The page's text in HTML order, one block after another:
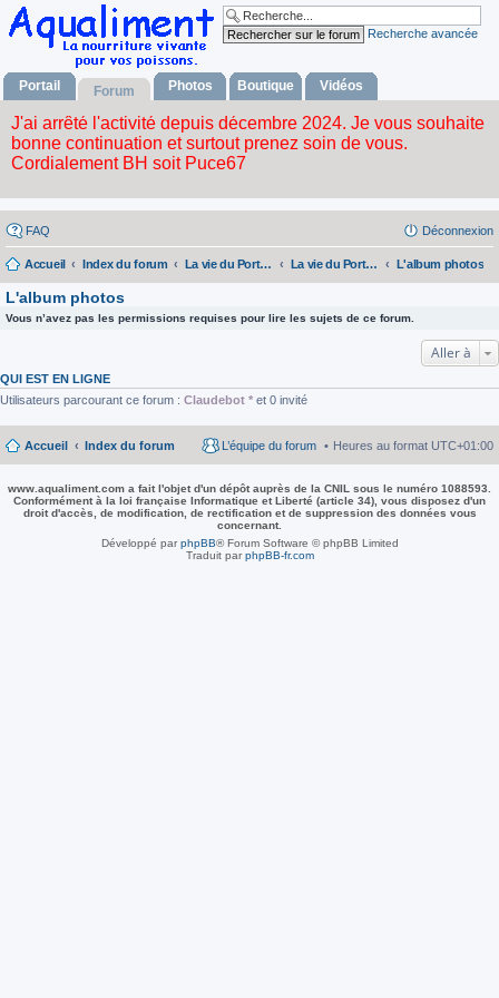
Recherche avancée
Portail Forum Photos Boutique Vidéos
FAQ Déconnexion
Accueil Index du forum La vie du Portail, du forum, de l'album photos, la boutique et des videos. La vie du Portail, du Forum, de l'album Fhotos, la Boutique et des Videos. L'album photos
L'album photos
Vous n’avez pas les permissions requises pour lire les sujets de ce forum.
Aller à
QUI EST EN LIGNE
Utilisateurs parcourant ce forum : Claudebot * et 0 invité
Accueil Index du forum Heures au format UTC+01:00
L’équipe du forum
www.aqualiment.com a fait l'objet d'un dépôt auprès de la CNIL sous le numéro 1088593.
Conformément à la loi française Informatique et Liberté (article 34), vous disposez d'un
droit d'accès, de modification, de rectification et de suppression des données vous
concernant.
Développé parphpBB® Forum Software © phpBB Limited
Traduit parphpBB-fr.com